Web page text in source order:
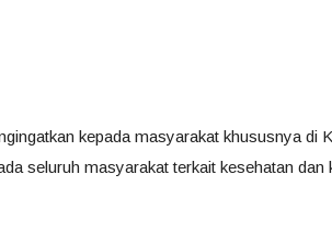
kepada masyarakat khususnya di
seluruh masyarakat terkait kesehatan dan